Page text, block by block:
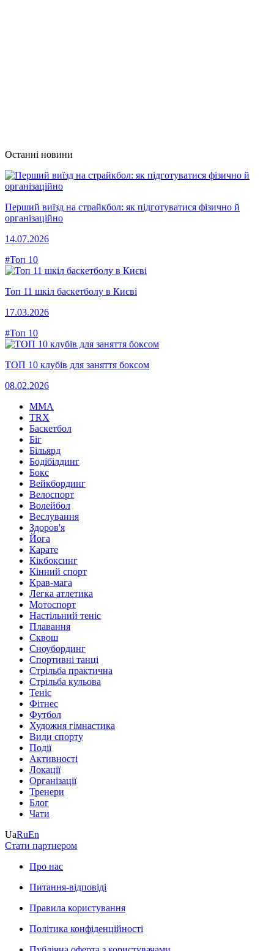
Останні новини
Перший виїзд на страйкбол: як підготуватися фізично й
організаційно
14.07.2026
#Топ 10
Топ 11 шкіл баскетболу в Києві
17.03.2026
#Топ 10
ТОП 10 клубів для заняття боксом
08.02.2026
MMA
TRX
Баскетбол
Біг
Більярд
Бодібілдинг
Бокс
Вейкбординг
Велоспорт
Волейбол
Веслування
Здоров'я
Йога
Карате
Кікбоксинг
Кінний спорт
Крав-мага
Легка атлетика
Мотоспорт
Настільний теніс
Плавання
Сквош
Сноубординг
Спортивні танці
Стрільба практична
Стрільба кульова
Теніс
Фітнес
Футбол
Художня гімнастика
Види спорту
Події
Активності
Локації
Організації
Тренери
Блог
Чати
UaRuEn
Стати партнером
Про нас
Питання-відповіді
Правила користування
Політика конфіденційності